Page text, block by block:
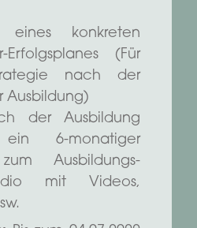
eines konkreten
Erfolgsplanes (Für
nach der
Ausbildung)
der Ausbildung
6-monatiger
Ausbildungs-
mit Videos,